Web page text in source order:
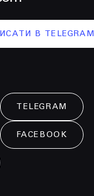
В TELEGRAM
TELEGRAM
FACEBOOK